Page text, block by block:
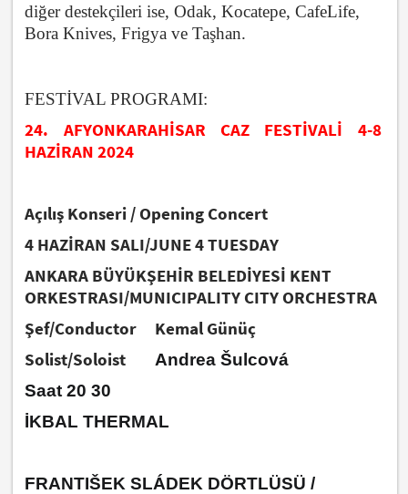
diğer destekçileri ise, Odak, Kocatepe, CafeLife,
Bora Knives, Frigya ve Taşhan.
FESTİVAL PROGRAMI:
24. AFYONKARAHİSAR CAZ FESTİVALİ 4-8
HAZİRAN 2024
Açılış Konseri / Opening Concert
4 HAZİRAN SALI/JUNE 4 TUESDAY
ANKARA BÜYÜKŞEHİR BELEDİYESİ KENT
ORKESTRASI/MUNICIPALITY CITY ORCHESTRA
Şef/Conductor Kemal Günüç
Solist/SoloistAndrea Šulcová
Saat 20 30
İKBAL THERMAL
FRANTIŠEK SLÁDEK DÖRTLÜSÜ /